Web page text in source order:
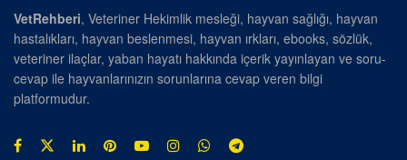
VetRehberi, Veteriner Hekimlik mesleği, hayvan sağlığı, hayvan
hastalıkları, hayvan beslenmesi, hayvan ırkları, ebooks, sözlük,
veteriner ilaçlar, yaban hayatı hakkında içerik yayınlayan ve soru-
cevap ile hayvanlarınızın sorunlarına cevap veren bilgi
platformudur.